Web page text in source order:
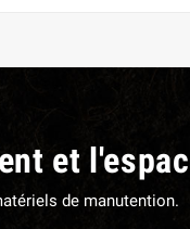
et
de manutention.